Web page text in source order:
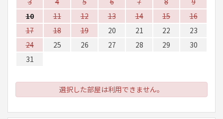
10
11 12 13 14 15
16
17
18 19 20 21 22
23
24
25 26 27 28 29
30
31
選択した部屋は利用できません。